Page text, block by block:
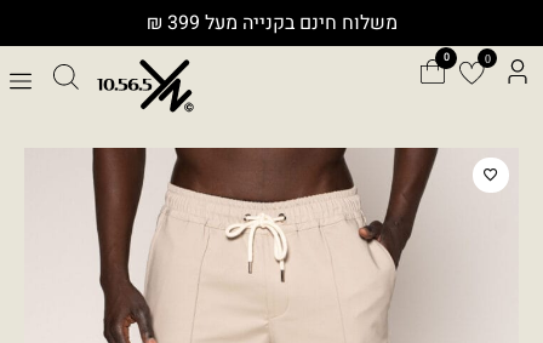
משלוח חינם בקנייה מעל 399 ₪
0
כמות
של